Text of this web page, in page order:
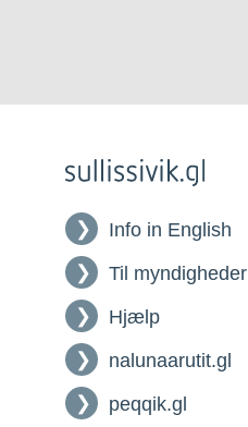
Info in English
Til myndigheder
Hjælp
nalunaarutit.gl
peqqik.gl